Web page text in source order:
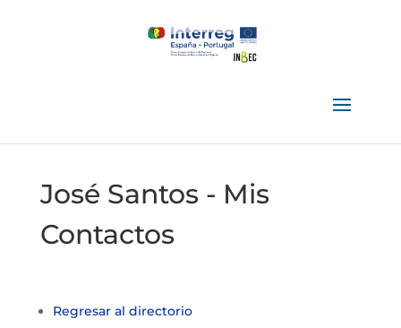
José Santos - Mis
Contactos
Regresar al directorio